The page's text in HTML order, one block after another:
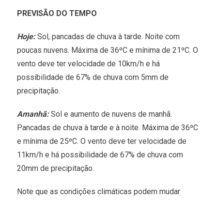
PREVISÃO DO TEMPO
Hoje:Sol, pancadas de chuva à tarde. Noite com
poucas nuvens. Máxima de 36ºC e mínima de 21ºC. O
vento deve ter velocidade de 10km/h e há
possibilidade de 67% de chuva com 5mm de
precipitação.
Amanhã:Sol e aumento de nuvens de manhã.
Pancadas de chuva à tarde e à noite. Máxima de 36ºC
e mínima de 25ºC. O vento deve ter velocidade de
11km/h e há possibilidade de 67% de chuva com
20mm de precipitação.
Note que as condições climáticas podem mudar